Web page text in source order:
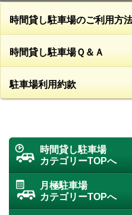
時間貸し駐車場のご利用方
時間貸し駐車場Ｑ＆Ａ
駐車場利用約款
時間貸し駐車場
カテゴリーTOPへ
月極駐車場
カテゴリーTOPへ